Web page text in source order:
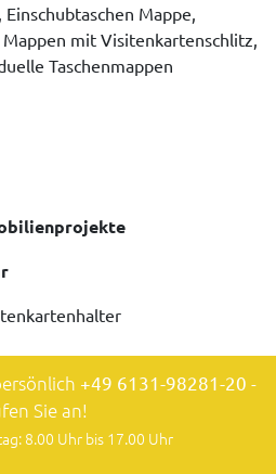
Mappe,
mit Visitenkartenschlitz,
Taschenmappen
+49 6131-98281-20 -
Sie an!
8.00 Uhr bis 17.00 Uhr